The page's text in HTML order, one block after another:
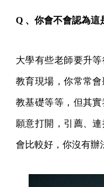
Q 、你會不會認為這
大學有些老師要升
教育現場，你常常
教基礎等等，但其
願意打開，引薦、
會比較好，你沒有辦